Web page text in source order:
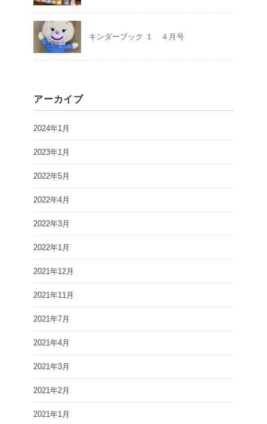
キンダーブック １ ４月号
アーカイブ
2024年1月
2023年1月
2022年5月
2022年4月
2022年3月
2022年1月
2021年12月
2021年11月
2021年7月
2021年4月
2021年3月
2021年2月
2021年1月